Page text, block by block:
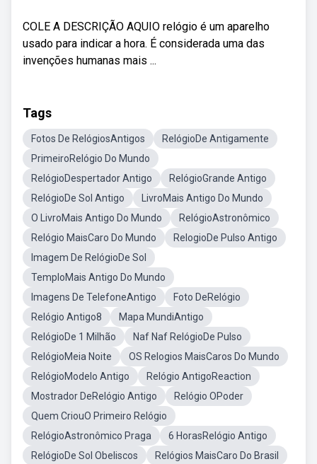
COLE A DESCRIÇÃO AQUIO relógio é um aparelho
usado para indicar a hora. É considerada uma das
invenções humanas mais ...
Tags
Fotos De RelógiosAntigos
RelógioDe Antigamente
PrimeiroRelógio Do Mundo
RelógioDespertador Antigo
RelógioGrande Antigo
RelógioDe Sol Antigo
LivroMais Antigo Do Mundo
O LivroMais Antigo Do Mundo
RelógioAstronômico
Relógio MaisCaro Do Mundo
RelogioDe Pulso Antigo
Imagem De RelógioDe Sol
TemploMais Antigo Do Mundo
Imagens De TelefoneAntigo
Foto DeRelógio
Relógio Antigo8
Mapa MundiAntigo
RelógioDe 1 Milhão
Naf Naf RelógioDe Pulso
RelógioMeia Noite
OS Relogios MaisCaros Do Mundo
RelógioModelo Antigo
Relógio AntigoReaction
Mostrador DeRelógio Antigo
Relógio OPoder
Quem CriouO Primeiro Relógio
RelógioAstronômico Praga
6 HorasRelógio Antigo
RelógioDe Sol Obeliscos
Relógios MaisCaro Do Brasil